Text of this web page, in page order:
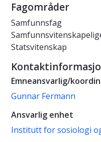
Fagområder
Samfunnsfag
Statsvitenskap
Emneansvarlig/
Gunnar Fermann
Ansvarlig enhet
Institutt for sosiologi